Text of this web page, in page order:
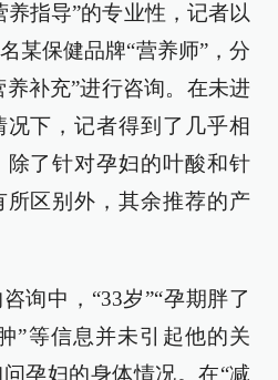
养指导”的专业性，记者以
某保健品牌“营养师”，分
养补充”进行咨询。在未进
下，记者得到了几乎相
除了针对孕妇的叶酸和针
区别外，其余推荐的产
询中，“33岁”“孕期胖了
”等信息并未引起他的关
孕妇的身体情况。在“减